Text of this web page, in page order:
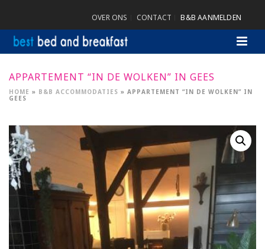
OVER ONS CONTACT B&B AANMELDEN
APPARTEMENT “IN DE WOLKEN” IN GEES
HOME » B&B ACCOMMODATIES » APPARTEMENT “IN DE WOLKEN” IN
GEES